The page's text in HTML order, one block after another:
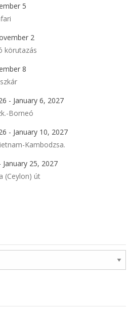
5
2
körutazás
8
- January 6, 2027
Borneó
- January 10, 2027
Kambodzsa.
January 25, 2027
(Ceylon) út